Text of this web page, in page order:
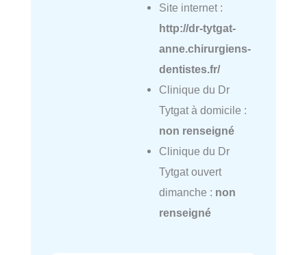
Site internet :
http://dr-tytgat-
anne.chirurgiens-
dentistes.fr/
Clinique du Dr
Tytgat à domicile :
non renseigné
Clinique du Dr
Tytgat ouvert
dimanche : non
renseigné